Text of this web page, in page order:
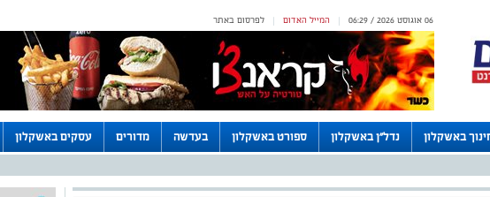
לפרסום באתר | המייל האדום | 06 אוגוסט 2026 / 06:29
באשקלון נדל"ן באשקלון ספורט באשקלון בעדשה מדורים עסקים באשקלון